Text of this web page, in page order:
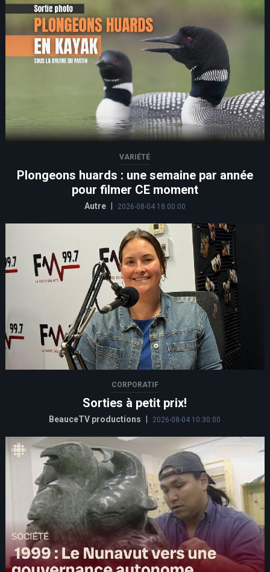
VARIÉTÉ
Plongeons huards : une semaine par année
pour filmer CE moment
Autre 2026-08-04 18:00:00
CORPORATIF
Sorties à petit prix!
BeauceTV productions | 2026-08-04 10:30:00